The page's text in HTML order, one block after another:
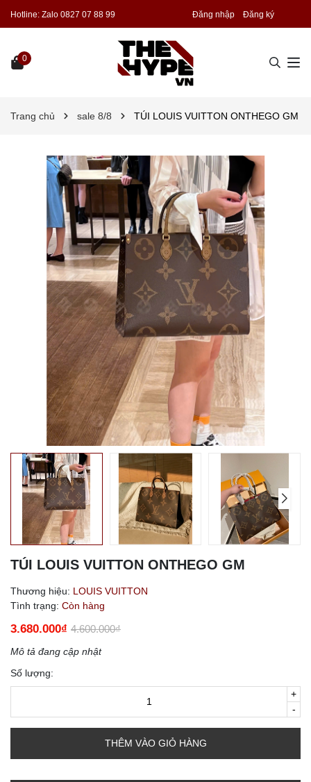
Hotline: Zalo 0827 07 88 99 Đăng nhập Đăng ký
0
Trang chủ sale 8/8 TÚI LOUIS VUITTON ONTHEGO GM
TÚI LOUIS VUITTON ONTHEGO GM
Thương hiệu: LOUIS VUITTON
Tình trạng: Còn hàng
3.680.000₫ 4.600.000₫
Mô tả đang cập nhật
Số lượng:
-
+
THÊM VÀO GIỎ HÀNG